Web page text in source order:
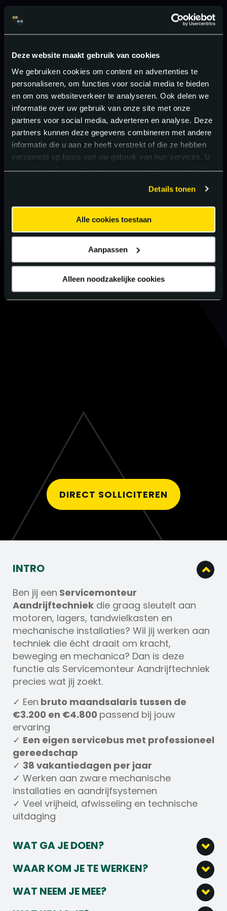
Deze website maakt gebruik van cookies
We gebruiken cookies om content en advertenties te
personaliseren, om functies voor social media te bieden
en om ons websiteverkeer te analyseren. Ook delen we
informatie over uw gebruik van onze site met onze
partners voor social media, adverteren en analyse. Deze
partners kunnen deze gegevens combineren met andere
informatie die u aan ze heeft verstrekt of die ze hebben
verzameld op basis van uw gebruik van hun services. U
gaat akkoord met onze cookies als u onze website blijft
Details tonen
Alle cookies toestaan
Aanpassen
Alleen noodzakelijke cookies
DIRECT SOLLICITEREN
INTRO
Ben jij een Servicemonteur
Aandrijftechniek die graag sleutelt aan
motoren, lagers, tandwielkasten en
mechanische installaties? Wil jij werken aan
techniek die écht draait om kracht,
beweging en mechanica? Dan is deze
functie als Servicemonteur Aandrijftechniek
precies wat jij zoekt.
✓ Een bruto maandsalaris tussen de
€3.200 en €4.800 passend bij jouw
ervaring
✓ Een eigen servicebus met professioneel
gereedschap
✓ 38 vakantiedagen per jaar
✓ Werken aan zware mechanische
installaties en aandrijfsystemen
✓ Veel vrijheid, afwisseling en technische
uitdaging
WAT GA JE DOEN?
ben
je verantwoordelijk voor het onderhouden,
reviseren en oplossen van storingen aan
mechanische aandrijfsystemen.
WAAR KOM JE TE WERKEN?
Je komt te werken bij een gespecialiseerd
technisch bedrijf binnen de industriële
aandrijftechniek. De organisatie richt zich op
WAT NEEM JE MEE?
Voor deze functie zoeken wij een praktische